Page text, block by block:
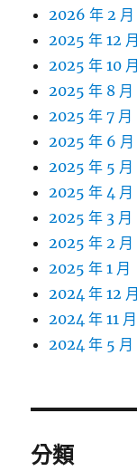
2026 年 2 月
2025 年 12 月
2025 年 10 月
2025 年 8 月
2025 年 7 月
2025 年 6 月
2025 年 5 月
2025 年 4 月
2025 年 3 月
2025 年 2 月
2025 年 1 月
2024 年 12 月
2024 年 11 月
2024 年 5 月
分類